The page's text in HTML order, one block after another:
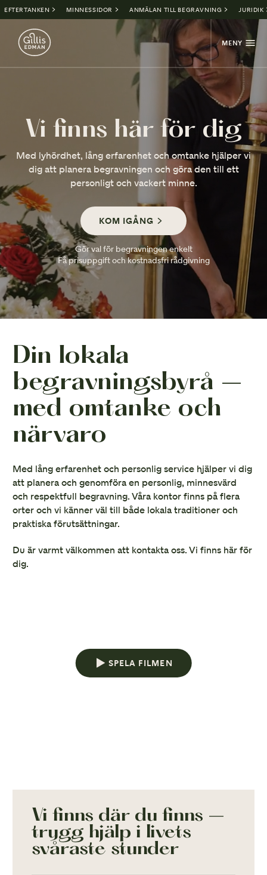
EFTERTANKEN MINNESSIDOR ANMÄLAN TILL BEGRAVNING JURIDIK
MENY
Vi finns här för dig
Med lyhördhet, lång erfarenhet och omtanke hjälper vi
dig att planera begravningen och göra den till ett
personligt och vackert minne.
KOM IGÅNG
Gör val för begravningen enkelt
Få prisuppgift och kostnadsfri rådgivning
Din lokala
begravningsbyrå –
med omtanke och
närvaro
Med lång erfarenhet och personlig service hjälper vi dig
att planera och genomföra en personlig, minnesvärd
och respektfull begravning. Våra kontor finns på flera
orter och vi känner väl till både lokala traditioner och
praktiska förutsättningar.
Du är varmt välkommen att kontakta oss. Vi finns här för
dig.
SPELA FILMEN
Vi finns där du finns –
trygg hjälp i livets
svåraste stunder